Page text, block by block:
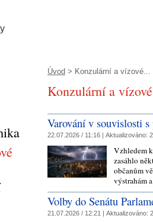
Úvod > Konzulární a vízové...
Konzulární a
Varování v souvislosti
22.07.2026 / 11:16 | Aktualizováno:
Vzhledem
zasáhlo
občanům
výstrahám
Volby do Senátu
21.07.2026 / 12:21 | Aktualizováno: